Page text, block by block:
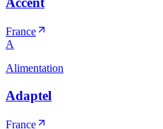
France
A
Alimentation
Adaptel
France